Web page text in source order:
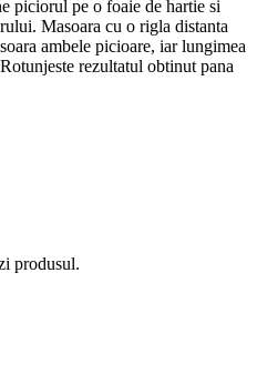
piciorul pe o foaie de hartie si
Masoara cu o rigla distanta
ambele picioare, iar lungimea
rezultatul obtinut pana
produsul.